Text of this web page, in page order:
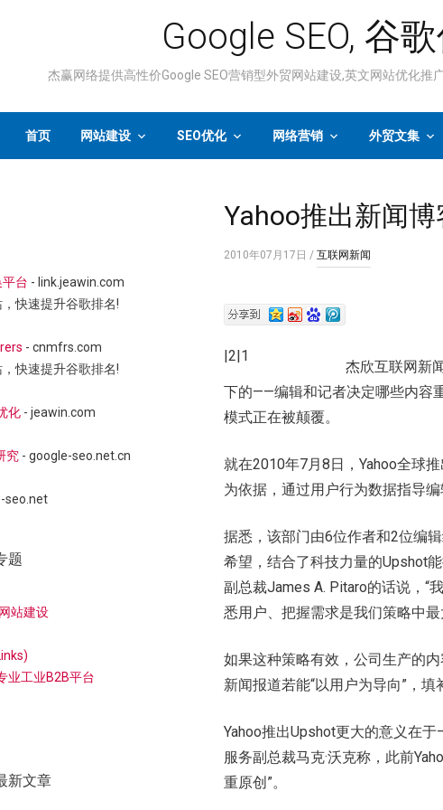
Google SEO, 谷
杰赢网络提供高性价Google SEO营销型外贸网站建设,英文网站优化推
首页 网站建设 SEO优化 网络营销 外贸文集
Yahoo推出新闻
2010年07月17日 /互联网新闻
|2|1
杰欣互联网新
下的——编辑和记者决定哪些内容
模式正在被颠覆。
就在2010年7月8日，Yahoo全球
为依据，通过用户行为数据指导编
据悉，该部门由6位作者和2位编
希望，结合了科技力量的Upshot
副总裁James A. Pitaro的话说，“
悉用户、把握需求是我们策略中
如果这种策略有效，公司生产的
新闻报道若能“以用户为导向”，
Yahoo推出Upshot更大的意义在
服务副总裁马克·沃克称，此前
重原创”。
台 - link.jeawin.com
快速提升谷歌排名!
- cnmfrs.com
快速提升谷歌排名!
化 - jeawin.com
究 - google-seo.net.cn
seo.net
题
站建设
业工业B2B平台
新文章